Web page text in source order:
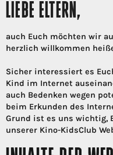
LIEBE ELTERN,
auch Euch möchten wir
herzlich willkommen
Sicher interessiert es
Kind im Internet
auch Bedenken wegen
beim Erkunden des
Grund ist es uns wichtig,
unserer Kino-KidsClub